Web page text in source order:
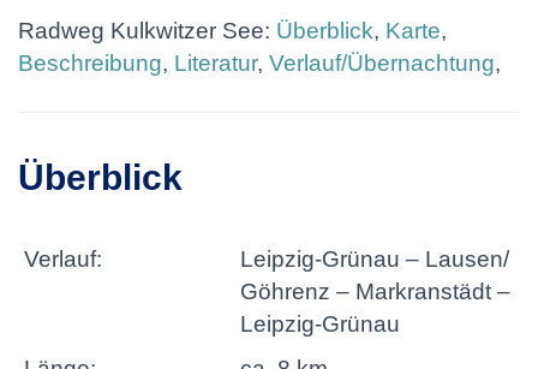
Radweg Kulkwitzer See: Überblick, Karte,
Beschreibung, Literatur, Verlauf/Übernachtung,
Überblick
Verlauf:
Leipzig-Grünau – Lausen/
Göhrenz – Markranstädt –
Leipzig-Grünau